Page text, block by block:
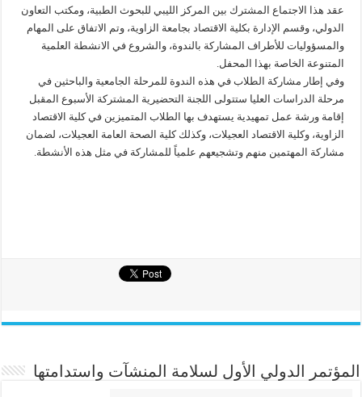
عقد هذا الاجتماع المشترك بين المركز الليبي للبحوث الطبية، ومكتب التعاون
الدولي، وقسم الإدارة بكلية الاقتصاد بجامعة الزاوية، وتم الاتفاق على المهام
والمسؤوليات للأطراف المشاركة بالندوة، والشروع في الانشطة العلمية
المتنوعة الخاصة بهذا المحفل.
وفي إطار مشاركة الطلاب في هذه الندوة للمرحلة الجامعية والباحثين في
مرحلة الدراسات العليا ستتولى اللجنة التحضيرية المشتركة الأسبوع المقبل
إقامة ورشة عمل تمهيدية يستهدف بها الطلاب المتميزين في كلية الاقتصاد
الزاوية، وكلية الاقتصاد العجيلات، وكذلك كلية الصحة العامة العجيلات، لضمان
مشاركة المهتمين منهم وتشجيعهم علمياً للمشاركة في مثل هذه الأنشطة.
المؤتمر الدولي الأول لسلامة المنشآت واستدامتها